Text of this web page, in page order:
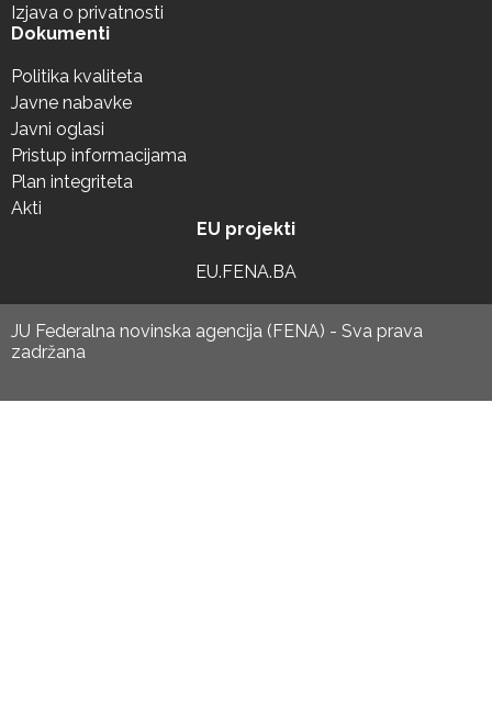
Izjava o privatnosti
Dokumenti
Politika kvaliteta
Javne nabavke
Javni oglasi
Pristup informacijama
Plan integriteta
Akti
EU projekti
EU.FENA.BA
JU Federalna novinska agencija (FENA) - Sva prava
zadržana